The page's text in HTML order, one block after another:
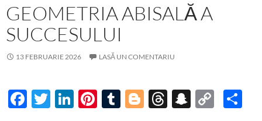
GEOMETRIA ABISALĂ A
SUCCESULUI
13 FEBRUARIE 2026 LASĂ UN COMENTARIU
F
T
Li
Pi T
Bl T
S
C